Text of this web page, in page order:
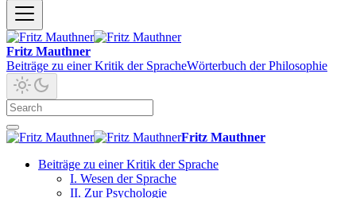
Fritz Mauthner
Beiträge zu einer Kritik der SpracheWörterbuch der Philosophie
Fritz Mauthner
Beiträge zu einer Kritik der Sprache
I. Wesen der Sprache
II. Zur Psychologie